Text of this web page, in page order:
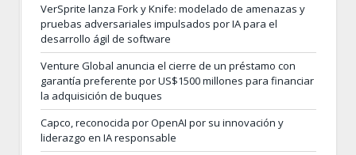
VerSprite lanza Fork y Knife: modelado de amenazas y
pruebas adversariales impulsados por IA para el
desarrollo ágil de software
Venture Global anuncia el cierre de un préstamo con
garantía preferente por US$1500 millones para financiar
la adquisición de buques
Capco, reconocida por OpenAI por su innovación y
liderazgo en IA responsable